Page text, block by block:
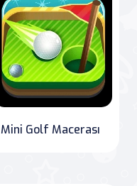
Mini Golf Macerası